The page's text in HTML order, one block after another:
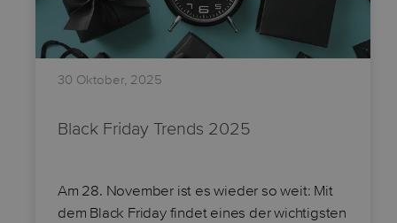
30 Oktober, 2025
Black Friday Trends 2025
Am 28. November ist es wieder so weit: Mit
dem Black Friday findet eines der wichtigsten